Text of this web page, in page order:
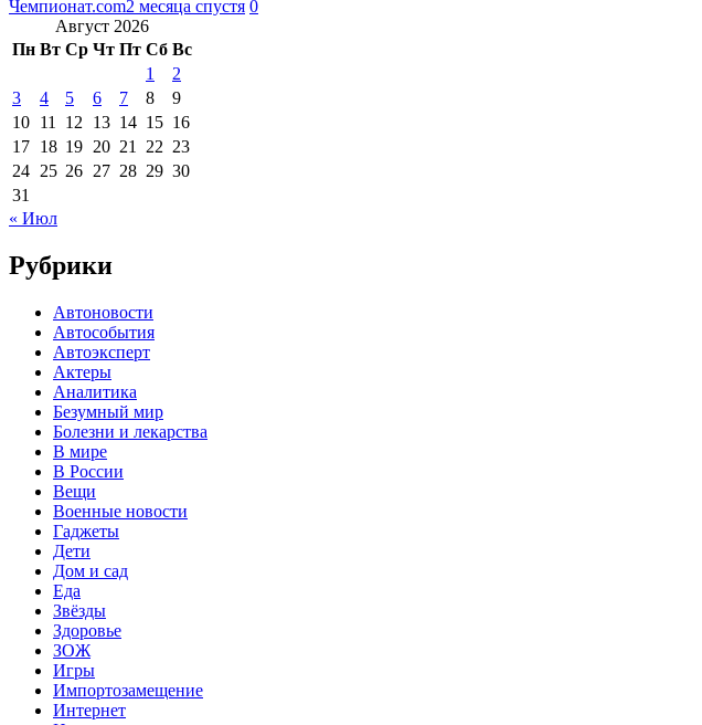
Чемпионат.com2 месяца спустя 0
Август 2026
Пн Вт Ср Чт Пт Сб Вс
1
2
3
4 5 6 7 8
9
10 11 12 13 14 15 16
17 18 19 20 21 22 23
24 25 26 27 28 29 30
31
« Июл
Рубрики
Автоновости
Автособытия
Автоэксперт
Актеры
Аналитика
Безумный мир
Болезни и лекарства
В мире
В России
Вещи
Военные новости
Гаджеты
Дети
Дом и сад
Еда
Звёзды
Здоровье
ЗОЖ
Игры
Импортозамещение
Интернет